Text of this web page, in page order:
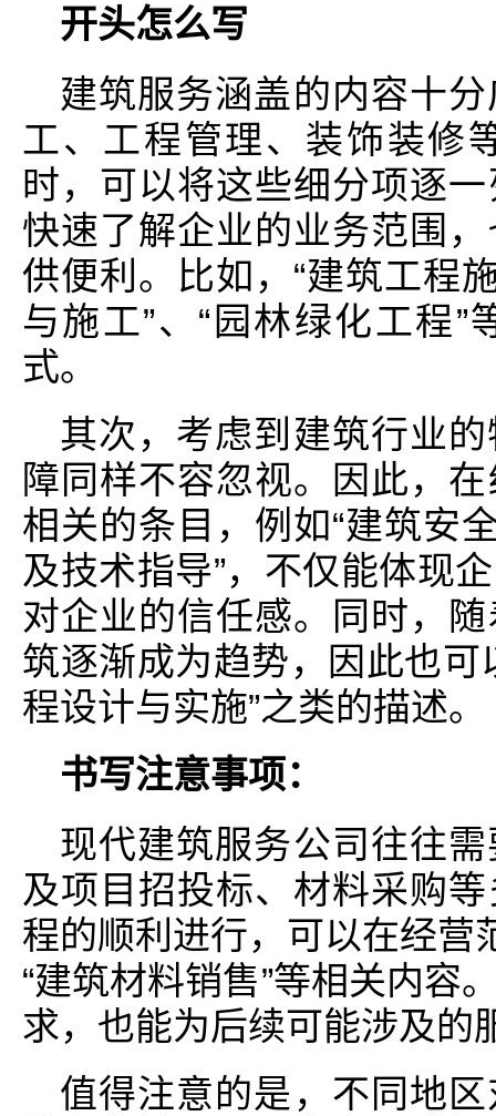
开头怎么写
建筑服务涵盖的内容十
工、工程管理、装饰装修
时，可以将这些细分项逐
快速了解企业的业务范围
供便利。比如，“建筑工程
与施工”、“园林绿化工程
式。
其次，考虑到建筑行业
障同样不容忽视。因此，
相关的条目，例如“建筑安
及技术指导”，不仅能体现
对企业的信任感。同时，
筑逐渐成为趋势，因此也可
程设计与实施”之类的描述。
书写注意事项：
现代建筑服务公司往往
及项目招投标、材料采购
程的顺利进行，可以在经营
“建筑材料销售”等相关内容
求，也能为后续可能涉及的
值得注意的是，不同地